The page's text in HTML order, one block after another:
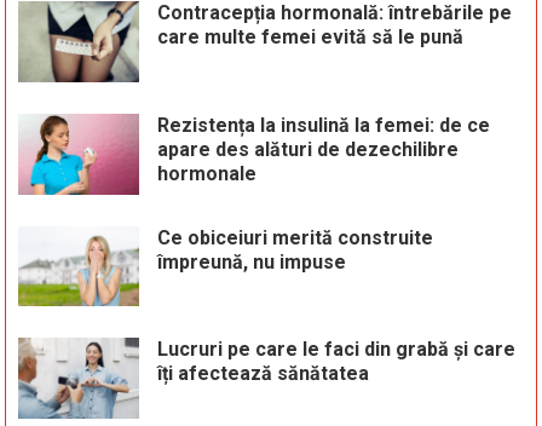
Contracepția hormonală: întrebările pe
care multe femei evită să le pună
Rezistența la insulină la femei: de ce
apare des alături de dezechilibre
hormonale
Ce obiceiuri merită construite
împreună, nu impuse
Lucruri pe care le faci din grabă și care
îți afectează sănătatea